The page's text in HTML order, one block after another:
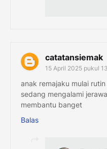
catatansiemak
15 April 2025 pukul
anak remajaku mulai
sedang mengalami
membantu banget
Balas